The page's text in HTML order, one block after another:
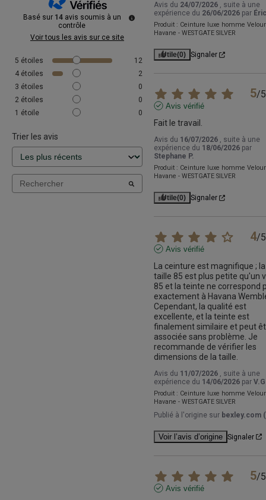
Basé sur 14 avis soumis à un
contrôle
Voir tous les avis sur ce site
5 étoiles
12
4 étoiles
2
3 étoiles
0
2 étoiles
0
1 étoile 0
Trier les avis
Avis du 24/07/2026 , suite à une
expérience du 26/06/2026 par
Produit : Ceinture luxe homme
Havane - WESTGATE SILVER
Utile(0) Signaler
5/5
Avis vérifié
Fait le travail.
Avis du 16/07/2026 , suite à une
expérience du 18/06/2026 par
Stephane P.
Produit : Ceinture luxe homme
Havane - WESTGATE SILVER
Utile(0) Signaler
4/5
Avis vérifié
La ceinture est magnifique ; la
taille 85 est plus petite qu'un
85 et la teinte ne correspond
exactement à Havana
Cependant, la qualité est
excellente, et la teinte est
finalement similaire et peut
associée sans problème. Je
recommande de vérifier les
dimensions de la taille.
Avis du 11/07/2026 , suite à une
expérience du 14/06/2026 par
Produit : Ceinture luxe homme
Havane - WESTGATE SILVER
Publié à l'origine sur bexley.com
Voir l’avis d’origine Signaler
5/5
Avis vérifié